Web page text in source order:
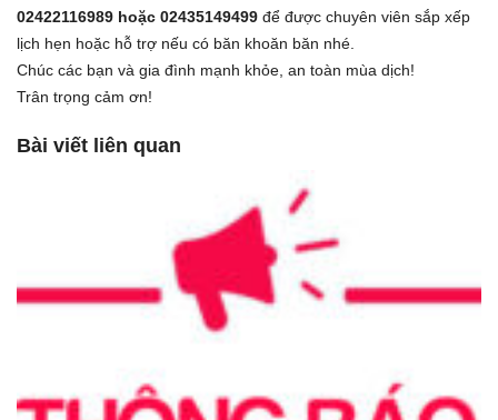
02422116989 hoặc 02435149499 để được chuyên viên sắp xếp
lịch hẹn hoặc hỗ trợ nếu có băn khoăn băn nhé.
Chúc các bạn và gia đình mạnh khỏe, an toàn mùa dịch!
Trân trọng cảm ơn!
Bài viết liên quan